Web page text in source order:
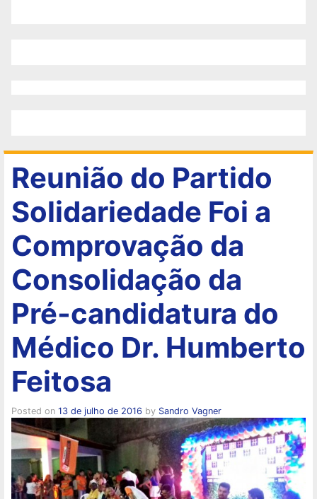
Reunião do Partido
Solidariedade Foi a
Comprovação da
Consolidação da
Pré-candidatura do
Médico Dr. Humberto
Feitosa
Posted on 13 de julho de 2016 by Sandro Vagner